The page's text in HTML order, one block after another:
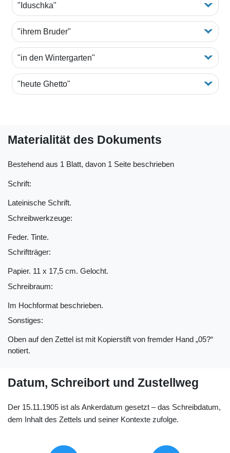
"Iduschka"
"ihrem Bruder"
"in den Wintergarten"
"heute Ghetto"
Materialität des Dokuments
Bestehend aus 1 Blatt, davon 1 Seite beschrieben
Schrift:
Lateinische Schrift.
Schreibwerkzeuge:
Feder. Tinte.
Schriftträger:
Papier. 11 x 17,5 cm. Gelocht.
Schreibraum:
Im Hochformat beschrieben.
Sonstiges:
Oben auf den Zettel ist mit Kopierstift von fremder Hand „05?“
notiert.
Datum, Schreibort und Zustellweg
Der 15.11.1905 ist als Ankerdatum gesetzt – das Schreibdatum,
dem Inhalt des Zettels und seiner Kontexte zufolge.